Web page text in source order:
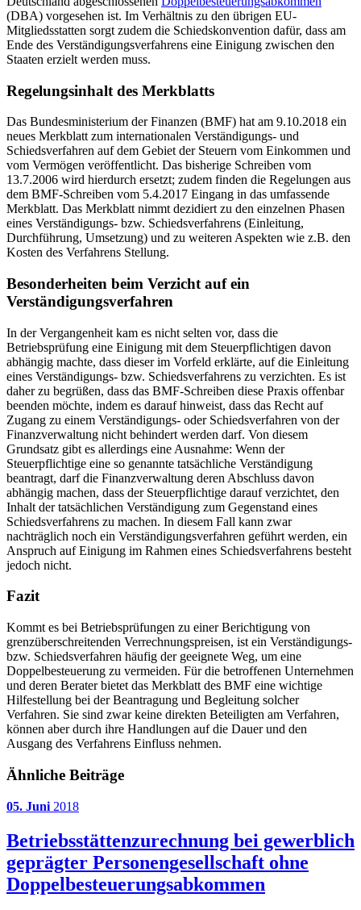
(DBA) vorgesehen ist. Im Verhältnis zu den übrigen EU-
Mitgliedsstatten sorgt zudem die Schiedskonvention dafür, dass am
Ende des Verständigungsverfahrens eine Einigung zwischen den
Staaten erzielt werden muss.
Regelungsinhalt des Merkblatts
Das Bundesministerium der Finanzen (BMF) hat am 9.10.2018 ein
neues Merkblatt zum internationalen Verständigungs- und
Schiedsverfahren auf dem Gebiet der Steuern vom Einkommen und
vom Vermögen veröffentlicht. Das bisherige Schreiben vom
13.7.2006 wird hierdurch ersetzt; zudem finden die Regelungen aus
dem BMF-Schreiben vom 5.4.2017 Eingang in das umfassende
Merkblatt. Das Merkblatt nimmt dezidiert zu den einzelnen Phasen
eines Verständigungs- bzw. Schiedsverfahrens (Einleitung,
Durchführung, Umsetzung) und zu weiteren Aspekten wie z.B. den
Kosten des Verfahrens Stellung.
Besonderheiten beim Verzicht auf ein
Verständigungsverfahren
In der Vergangenheit kam es nicht selten vor, dass die
Betriebsprüfung eine Einigung mit dem Steuerpflichtigen davon
abhängig machte, dass dieser im Vorfeld erklärte, auf die Einleitung
eines Verständigungs- bzw. Schiedsverfahrens zu verzichten. Es ist
daher zu begrüßen, dass das BMF-Schreiben diese Praxis offenbar
beenden möchte, indem es darauf hinweist, dass das Recht auf
Zugang zu einem Verständigungs- oder Schiedsverfahren von der
Finanzverwaltung nicht behindert werden darf. Von diesem
Grundsatz gibt es allerdings eine Ausnahme: Wenn der
Steuerpflichtige eine so genannte tatsächliche Verständigung
beantragt, darf die Finanzverwaltung deren Abschluss davon
abhängig machen, dass der Steuerpflichtige darauf verzichtet, den
Inhalt der tatsächlichen Verständigung zum Gegenstand eines
Schiedsverfahrens zu machen. In diesem Fall kann zwar
nachträglich noch ein Verständigungsverfahren geführt werden, ein
Anspruch auf Einigung im Rahmen eines Schiedsverfahrens besteht
jedoch nicht.
Fazit
Kommt es bei Betriebsprüfungen zu einer Berichtigung von
grenzüberschreitenden Verrechnungspreisen, ist ein Verständigungs-
bzw. Schiedsverfahren häufig der geeignete Weg, um eine
Doppelbesteuerung zu vermeiden. Für die betroffenen Unternehmen
und deren Berater bietet das Merkblatt des BMF eine wichtige
Hilfestellung bei der Beantragung und Begleitung solcher
Verfahren. Sie sind zwar keine direkten Beteiligten am Verfahren,
können aber durch ihre Handlungen auf die Dauer und den
Ausgang des Verfahrens Einfluss nehmen.
Ähnliche Beiträge
05. Juni 2018
Betriebsstättenzurechnung bei gewerblich
geprägter Personengesellschaft ohne
Doppelbesteuerungsabkommen